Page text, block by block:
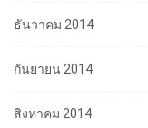
ธันวาคม 2014
กันยายน 2014
สิงหาคม 2014